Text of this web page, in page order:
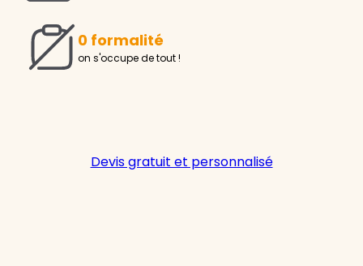
0 formalité
on s'occupe de tout !
Devis gratuit et personnalisé